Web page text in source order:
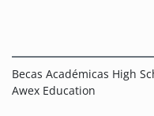
Becas Académicas High
Awex Education